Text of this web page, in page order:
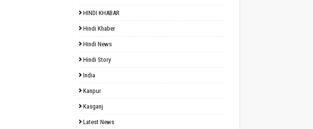
HINDI KHABAR
Hindi Khaber
Hindi News
Hindi Story
India
Kanpur
Kasganj
Latest News